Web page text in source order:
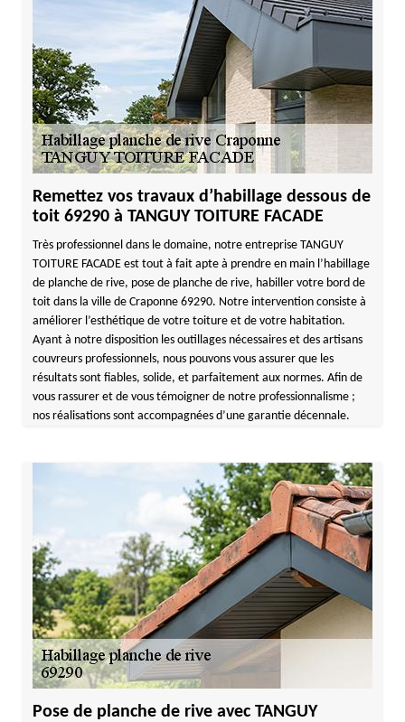
Remettez vos travaux d’habillage dessous de
toit 69290 à TANGUY TOITURE FACADE
Très professionnel dans le domaine, notre entreprise TANGUY
TOITURE FACADE est tout à fait apte à prendre en main l’habillage
de planche de rive, pose de planche de rive, habiller votre bord de
toit dans la ville de Craponne 69290. Notre intervention consiste à
améliorer l’esthétique de votre toiture et de votre habitation.
Ayant à notre disposition les outillages nécessaires et des artisans
couvreurs professionnels, nous pouvons vous assurer que les
résultats sont fiables, solide, et parfaitement aux normes. Afin de
vous rassurer et de vous témoigner de notre professionnalisme ;
nos réalisations sont accompagnées d’une garantie décennale.
Pose de planche de rive avec TANGUY